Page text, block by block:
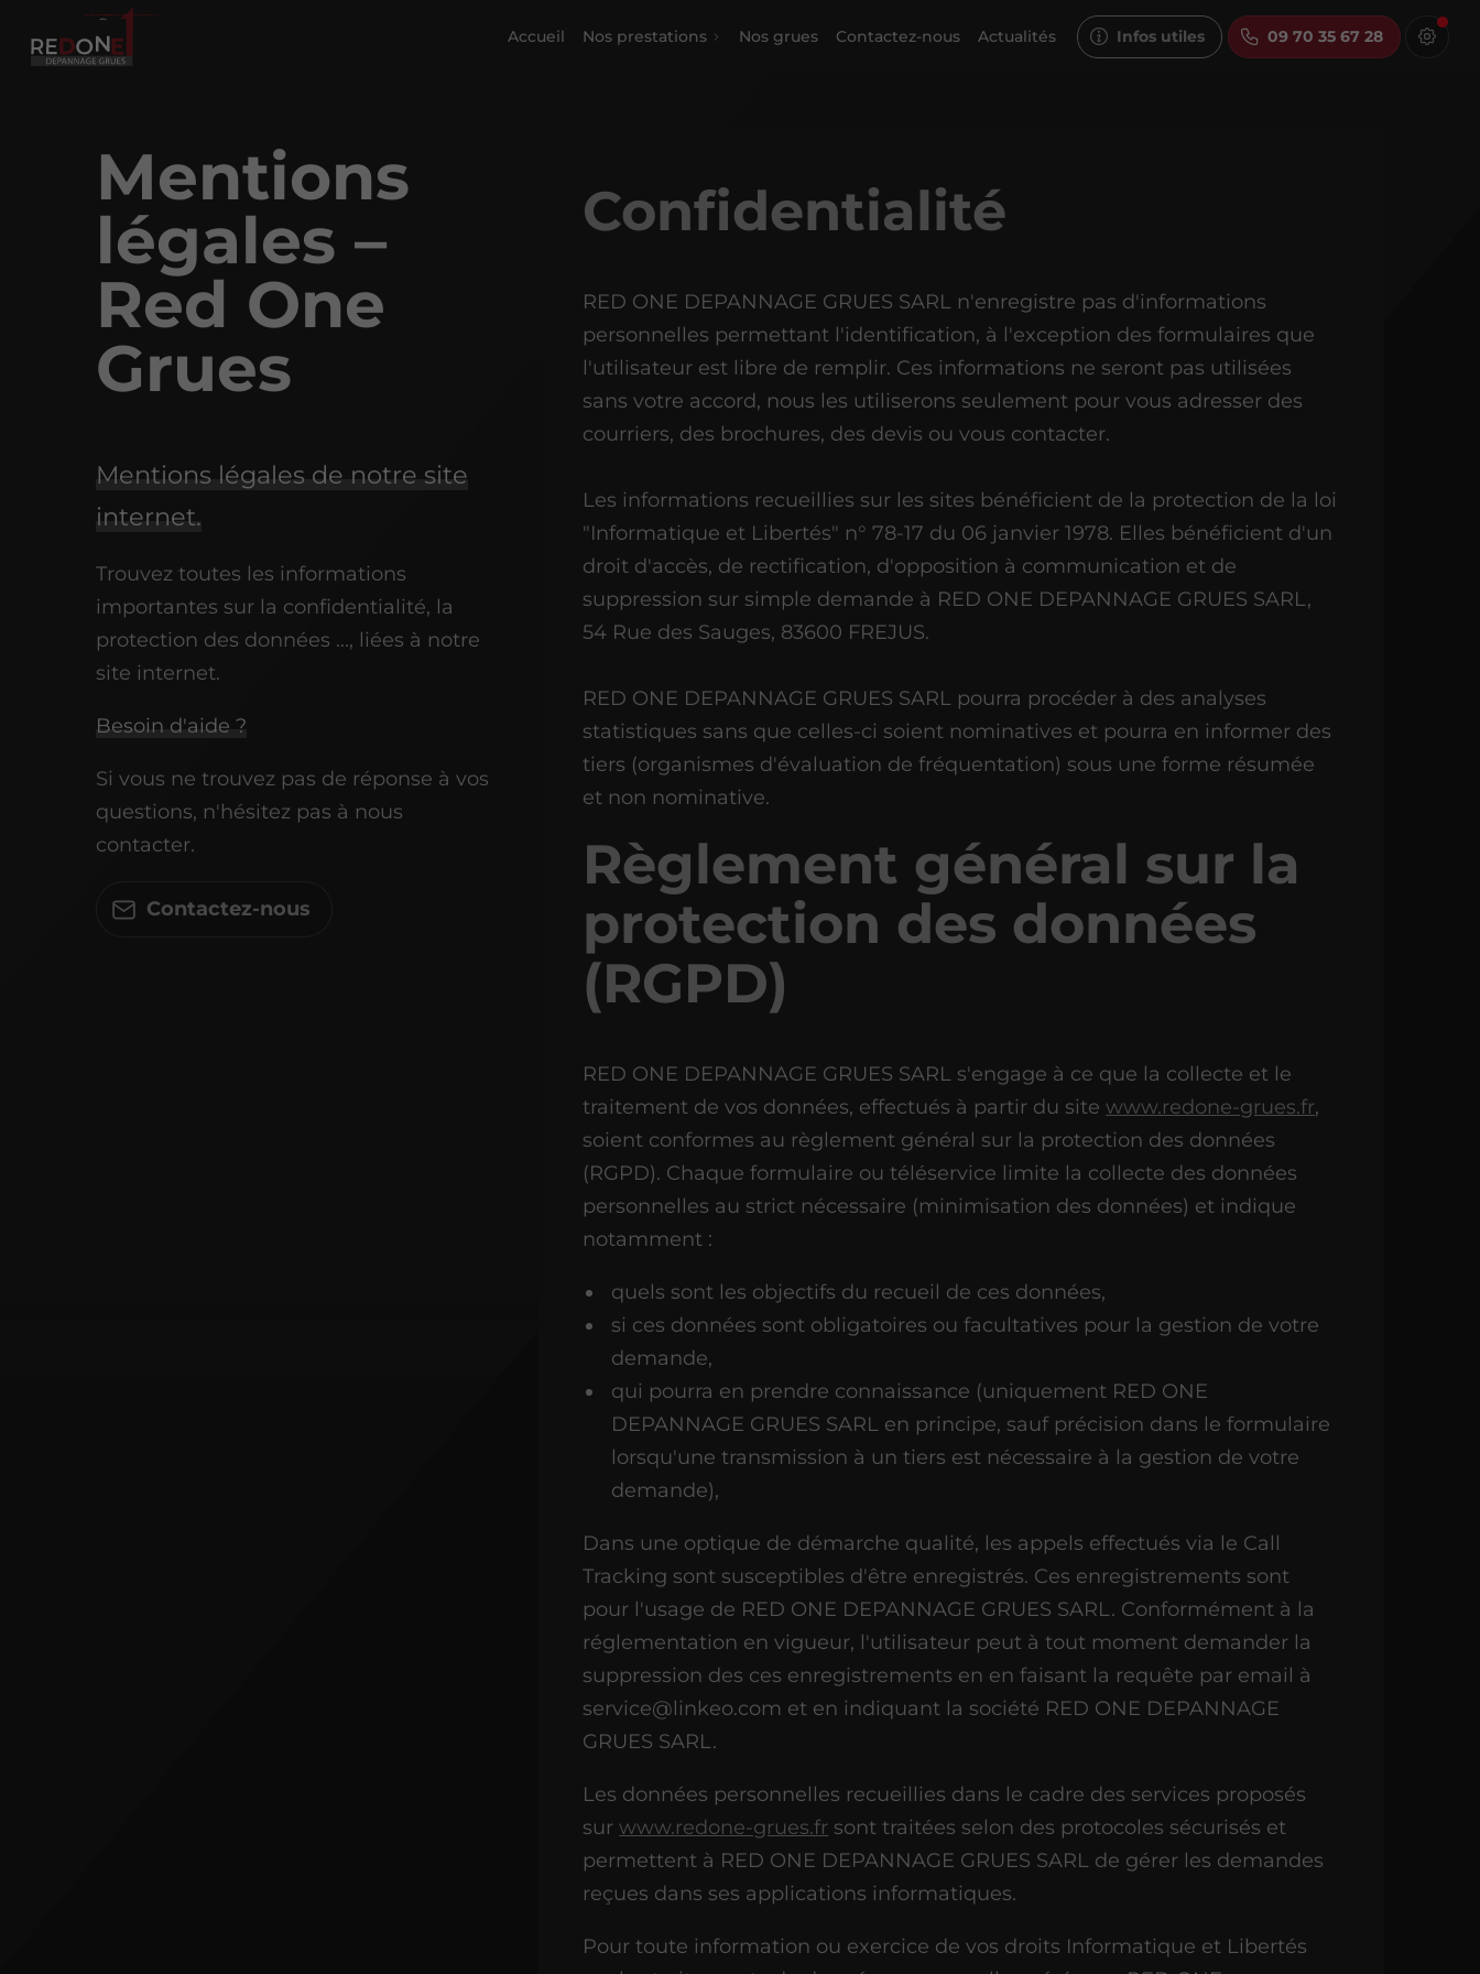
Accueil Nos prestations Nos grues Contactez-nous Actualités Infos utiles 09 70 35 67 28
Mentions
légales –
Red One
Grues
Mentions légales de notre site
internet.
Trouvez toutes les informations
importantes sur la confidentialité, la
protection des données ..., liées à notre
site internet.
Besoin d'aide ?
Si vous ne trouvez pas de réponse à vos
questions, n'hésitez pas à nous
contacter.
Contactez-nous
Confidentialité
RED ONE DEPANNAGE GRUES SARL n'enregistre pas d'informations
personnelles permettant l'identification, à l'exception des formulaires que
l'utilisateur est libre de remplir. Ces informations ne seront pas utilisées
sans votre accord, nous les utiliserons seulement pour vous adresser des
courriers, des brochures, des devis ou vous contacter.
Les informations recueillies sur les sites bénéficient de la protection de la loi
"Informatique et Libertés" n° 78-17 du 06 janvier 1978. Elles bénéficient d'un
droit d'accès, de rectification, d'opposition à communication et de
suppression sur simple demande à RED ONE DEPANNAGE GRUES SARL,
54 Rue des Sauges, 83600 FREJUS.
RED ONE DEPANNAGE GRUES SARL pourra procéder à des analyses
statistiques sans que celles-ci soient nominatives et pourra en informer des
tiers (organismes d'évaluation de fréquentation) sous une forme résumée
et non nominative.
Règlement général sur la
protection des données
(RGPD)
RED ONE DEPANNAGE GRUES SARL s'engage à ce que la collecte et le
traitement de vos données, effectués à partir du sitewww.redone-grues.fr,
soient conformes au règlement général sur la protection des données
(RGPD). Chaque formulaire ou téléservice limite la collecte des données
personnelles au strict nécessaire (minimisation des données) et indique
notamment :
quels sont les objectifs du recueil de ces données,
si ces données sont obligatoires ou facultatives pour la gestion de votre
demande,
qui pourra en prendre connaissance (uniquement RED ONE
DEPANNAGE GRUES SARL en principe, sauf précision dans le formulaire
lorsqu'une transmission à un tiers est nécessaire à la gestion de votre
demande),
Dans une optique de démarche qualité, les appels effectués via le Call
Tracking sont susceptibles d'être enregistrés. Ces enregistrements sont
pour l'usage de RED ONE DEPANNAGE GRUES SARL. Conformément à la
réglementation en vigueur, l'utilisateur peut à tout moment demander la
suppression des ces enregistrements en en faisant la requête par email à
service@linkeo.com et en indiquant la société RED ONE DEPANNAGE
GRUES SARL.
Les données personnelles recueillies dans le cadre des services proposés
surwww.redone-grues.fr sont traitées selon des protocoles sécurisés et
permettent à RED ONE DEPANNAGE GRUES SARL de gérer les demandes
reçues dans ses applications informatiques.
Pour toute information ou exercice de vos droits Informatique et Libertés